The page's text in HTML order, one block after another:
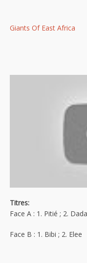
Giants Of East Africa
Titres:
Face A : 1. Pitié ; 2. Dada
Face B : 1. Bibi ; 2. Elee